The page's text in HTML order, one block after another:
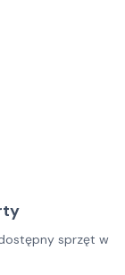
sprzęt w